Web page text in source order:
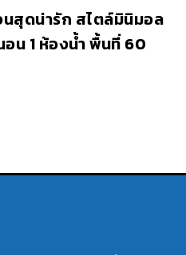
สุดน่ารัก สไตล์มินิมอล
อน 1 ห้องน้ำ พื้นที่ 60